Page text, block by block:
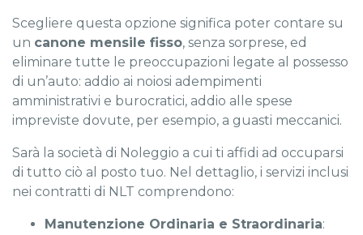
Scegliere questa opzione significa poter contare su
un canone mensile fisso, senza sorprese, ed
eliminare tutte le preoccupazioni legate al possesso
di un’auto: addio ai noiosi adempimenti
amministrativi e burocratici, addio alle spese
impreviste dovute, per esempio, a guasti meccanici.
Sarà la società di Noleggio a cui ti affidi ad occuparsi
di tutto ciò al posto tuo. Nel dettaglio, i servizi inclusi
nei contratti di NLT comprendono:
Manutenzione Ordinaria e Straordinaria: